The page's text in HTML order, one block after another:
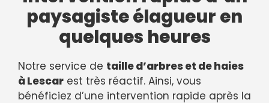
paysagiste élagueur en
quelques heures
Notre service de taille d’arbres et de haies
à Lescar est très réactif. Ainsi, vous
bénéficiez d’une intervention rapide après la